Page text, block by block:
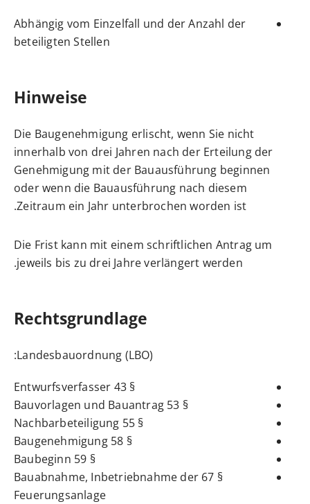
Abhängig vom Einzelfall und der Anzahl der
beteiligten Stellen
Hinweise
Die Baugenehmigung erlischt, wenn Sie nicht
innerhalb von drei Jahren nach der Erteilung der
Genehmigung mit der Bauausführung beginnen
oder wenn die Bauausführung nach diesem
Zeitraum ein Jahr unterbrochen worden ist.
Die Frist kann mit einem schriftlichen Antrag um
jeweils bis zu drei Jahre verlängert werden.
Rechtsgrundlage
Landesbauordnung (LBO)
:
§ 43 Entwurfsverfasser
§ 53 Bauvorlagen und Bauantrag
§ 55 Nachbarbeteiligung
§ 58 Baugenehmigung
§ 59 Baubeginn
§ 67 Bauabnahme, Inbetriebnahme der
Feuerungsanlage